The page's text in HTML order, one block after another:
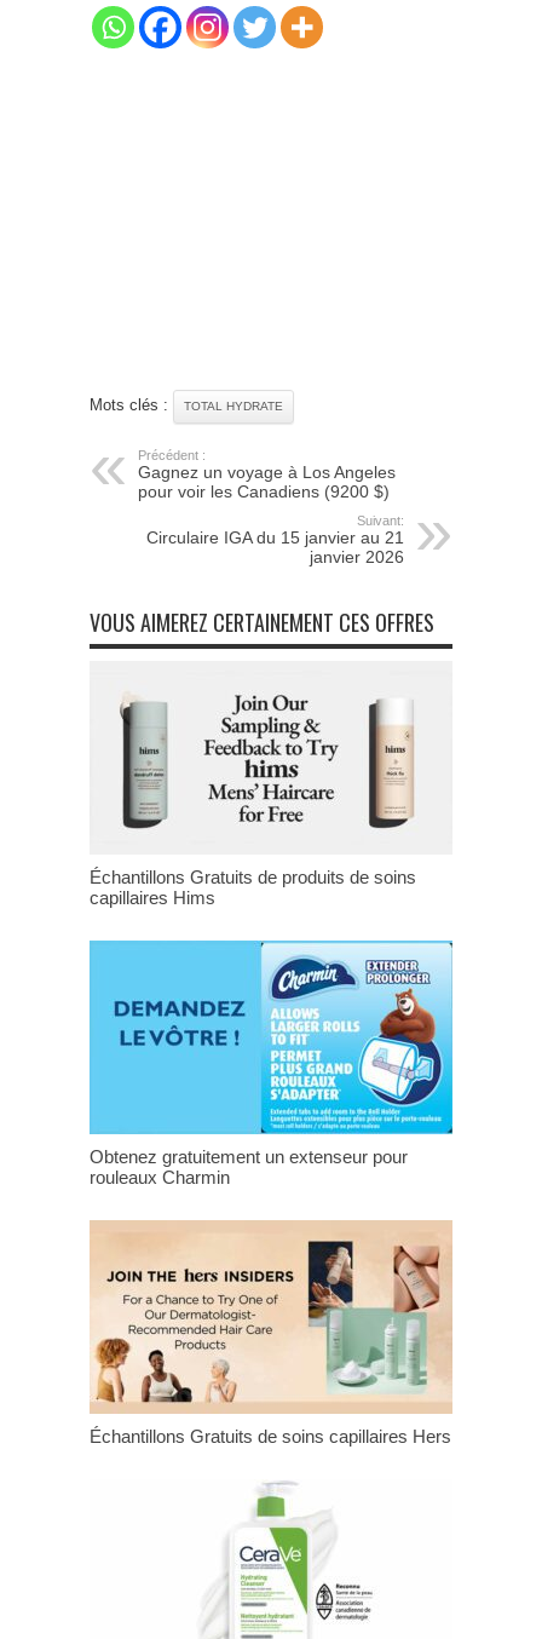
Mots clés : TOTAL HYDRATE
Précédent :
Gagnez un voyage à Los Angeles
pour voir les Canadiens (9200 $)
Suivant:
Circulaire IGA du 15 janvier au 21
janvier 2026
VOUS AIMEREZ CERTAINEMENT CES OFFRES
Échantillons Gratuits de produits de soins
capillaires Hims
Obtenez gratuitement un extenseur pour
rouleaux Charmin
Échantillons Gratuits de soins capillaires Hers